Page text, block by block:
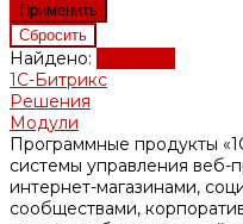
Найдено:
1С-Битрикс
Решения
Модули
Программные продукты
системы управления веб-
интернет-магазинами,
сообществами,